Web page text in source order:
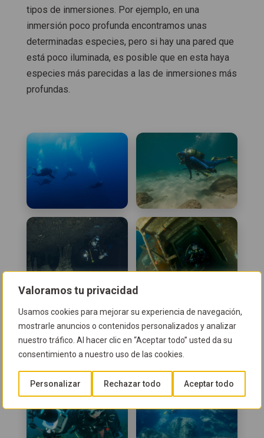
Valoramos tu privacidad
Usamos cookies para mejorar su experiencia de navegación,
mostrarle anuncios o contenidos personalizados y analizar
nuestro tráfico. Al hacer clic en “Aceptar todo” usted da su
consentimiento a nuestro uso de las cookies.
Personalizar Rechazar todo Aceptar todo
tipos de inmersiones. Por ejemplo, en una
inmersión poco profunda encontramos unas
determinadas especies, pero si hay una pared que
está poco iluminada, es posible que en esta haya
especies más parecidas a las de inmersiones más
profundas.
Inmersión en aguas
abiertas
Inmersión en arena
Inmersión en
pradería
Inmersión nocturna